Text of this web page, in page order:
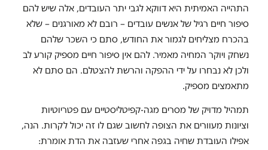
התהייה האמיתית היא דווקא לגבי יתר העובדים, אלה שיש להם
סיפור חיים רגיל של אנשים עובדים – רובם לא מאורגנים – שלא
בהכרח מצליחים לגמור את החודש, סתם כי השכר שלהם
נשחק ויוקר המחיה מאמיר. להם אין סיפור חיים מספיק קורע לב
ולכן לא נבחרו על ידי ההפקה והרשת להצטלם. הם סתם לא
מתאמצים מספיק.
תמהיל מדויק של מסרים מגה-קפיטליסטיים עם פטריוטיות
וציונות מעוורים את הצופה לחשוב שגם לו זה יכול לקרות. הנה,
אפילו העובדת שחיה בגפה אחרי שעזבה את הדת אומרת: